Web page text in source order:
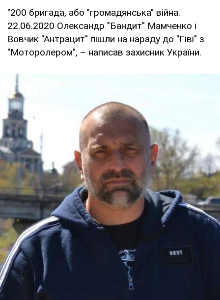
"200 бригада, або "громадянська" війна.
22.06.2020 Олександр "Бандит" Мамченко і
Вовчик "Антрацит" пішли на нараду до "Гіві" з
"Моторолером", – написав захисник України.